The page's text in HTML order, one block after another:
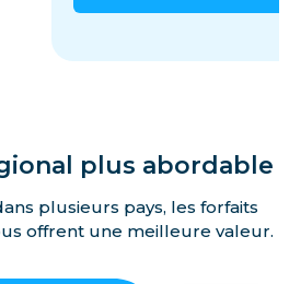
plus abordable
plusieurs pays, les forfaits
offrent une meilleure valeur.